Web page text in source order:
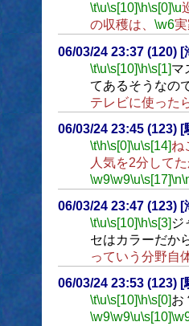
\t\u\s[10]\h\s[0]\u
の収穫は、 \w6実
06/03/24 23:37 (120) [
\t\u\s[10]\h\s[1]マ
てあるそうなの
テレビに使った
06/03/24 23:45 (123) [
\t\h\s[0]\u\s[14]ね
人気を2分してた
\w9\w9\u\s[17]\n
06/03/24 23:47 (123) [
\t\u\s[10]\h\s[3] ジ
セはカラーだか
っていう分野自
06/03/24 23:53 (123) [
\t\u\s[10]\h\s[0]
\w9\w9\u\s[10]